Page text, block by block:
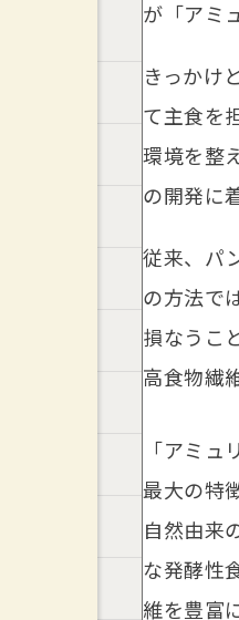
が「アミ
きっかけ
て主食を
環境を整
の開発に
従来、パ
の方法で
損なうこ
高食物繊
「アミュ
最大の特
自然由来
な発酵性
維を豊富